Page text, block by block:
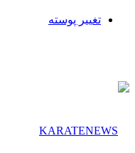
تغییر پوسته